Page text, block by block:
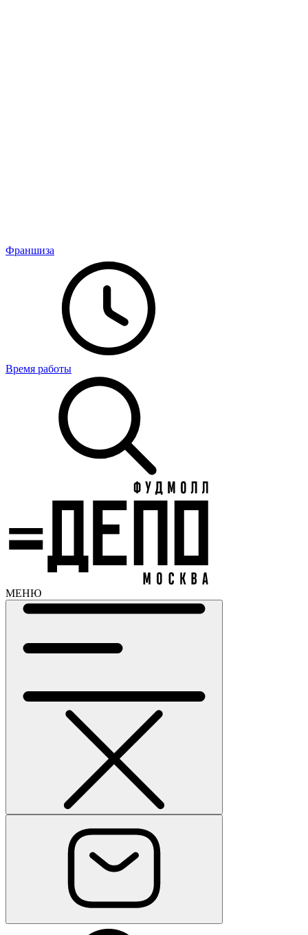
Франшиза
Время работы
МЕНЮ